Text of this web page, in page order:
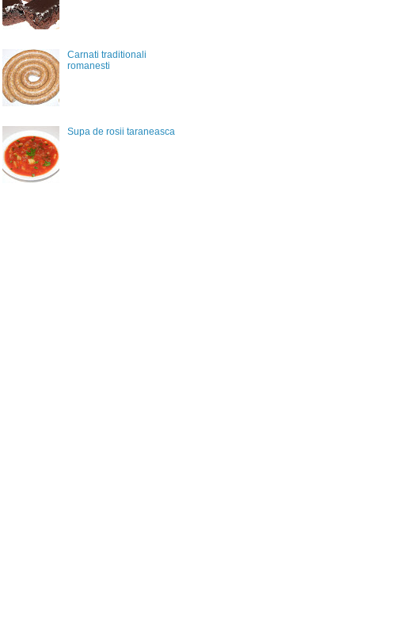
Carnati traditionali
romanesti
Supa de rosii taraneasca